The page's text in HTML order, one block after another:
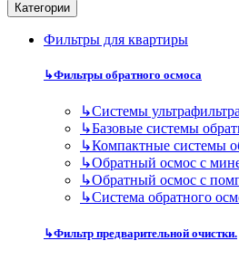
Категории
Фильтры для квартиры
↳Фильтры обратного осмоса
↳Cистемы
↳Базовые системы
↳Компактные системы
↳Обратный осмос с
↳Обратный осмос с
↳Система обратного
↳Фильтр предварительной очистки.